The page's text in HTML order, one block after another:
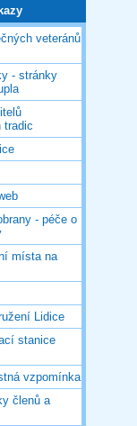
veteránů
- stránky
tradic
- péče o
místa na
Lidice
stanice
vzpomínka
členů a